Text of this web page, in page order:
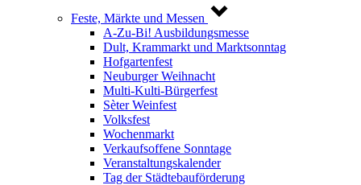
Feste, Märkte und Messen
A-Zu-Bi! Ausbildungsmesse
Dult, Krammarkt und Marktsonntag
Hofgartenfest
Neuburger Weihnacht
Multi-Kulti-Bürgerfest
Sèter Weinfest
Volksfest
Wochenmarkt
Verkaufsoffene Sonntage
Veranstaltungskalender
Tag der Städtebauförderung